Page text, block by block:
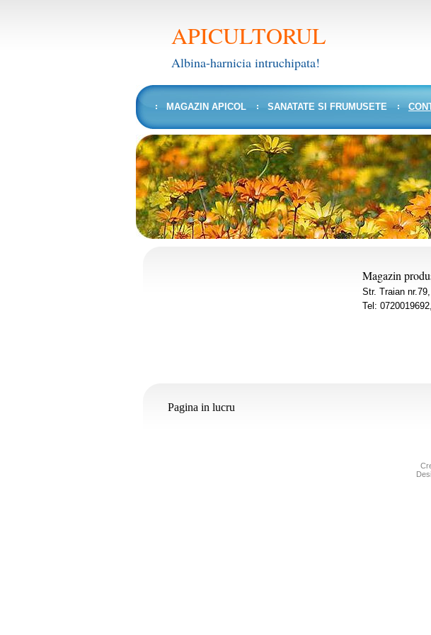
APICULTORUL
Albina-harnicia intruchipata!
MAGAZIN APICOL SANATATE SI FRUMUSETE
Magazin
Str. Traian
Tel:
Pagina in lucru